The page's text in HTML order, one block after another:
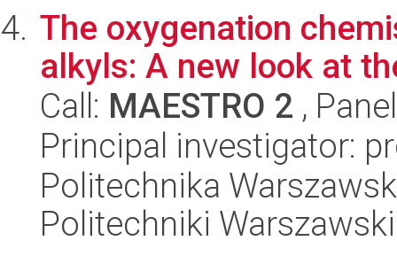
The oxygenation
alkyls: A new look at
Call: MAESTRO 2 ,
Principal investigator:
Politechnika
Politechniki